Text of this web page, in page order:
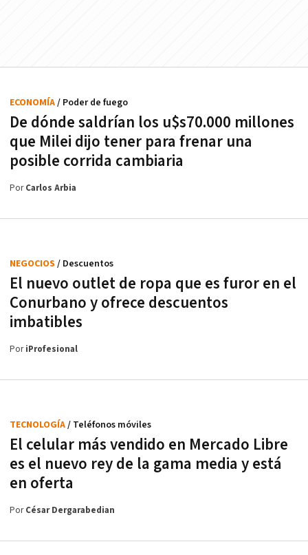
De dónde saldrían los u$s70.000 millones
que Milei dijo tener para frenar una
posible corrida cambiaria
ECONOMÍA/ Poder de fuego
PorCarlos Arbia
El nuevo outlet de ropa que es furor en el
Conurbano y ofrece descuentos
imbatibles
NEGOCIOS / Descuentos
PoriProfesional
El celular más vendido en Mercado Libre
es el nuevo rey de la gama media y está
en oferta
TECNOLOGÍA/ Teléfonos móviles
PorCésar Dergarabedian